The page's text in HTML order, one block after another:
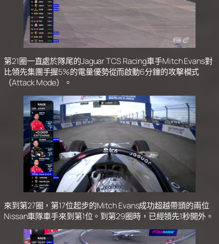
第21圈一直處於隊尾的Jaguar TCS Racing車手Mitch Evans對
比領先集團手握5%的電量優勢從而啟動6分鐘的攻擊模式
（Attack Mode）。
來到第27圈，第17位起步的Mitch Evans成功超越帶頭的兩位
Nissan車隊車手來到第1位。到第29圈時，已經領先1秒開外。